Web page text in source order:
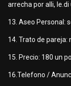
arrecha por alli,
13. Aseo Personal:
14. Trato de pareja:
15. Precio: 180 un
16.Telefono /